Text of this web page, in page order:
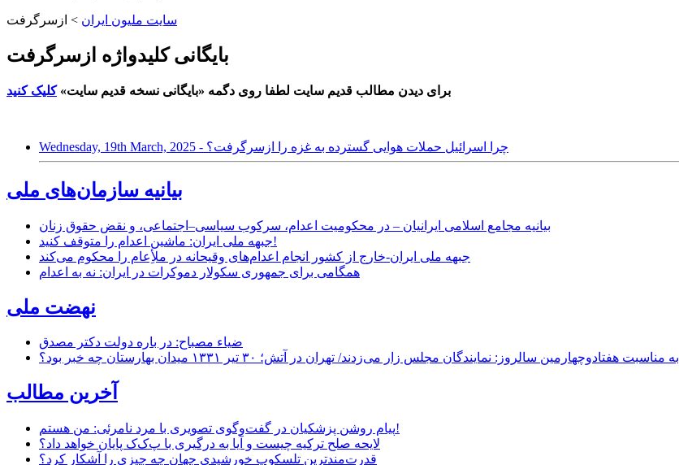
سایت ملیون ایران > ازسرگرفت
بایگانی کلیدواژه ازسرگرفت
برای دیدن مطالب قدیم سایت لطفا روی دگمه «بایگانی نسخه قدیم سایت»کلیک کنید
Wednesday, 19th March, 2025 - چرا اسرائیل حملات هوایی گسترده به غزه را ازسرگرفت؟
بیانیه سازمان‌های ملی
بیانیه مجامع اسلامی ایرانیان – در محکومیت اعدام، سرکوب سیاسی–اجتماعی، و نقض حقوق زنان
جبهه ملی ایران: ماشین اعدام را متوقف کنید!
جبهه ملی ایران-خارج از کشور انجام اعدام‌های وقیحانه در ملأِعام را محکوم می‌کند
همگامی برای جمهوری سکولار دموکرات در ایران: نه به اعدام
نهضت ملی
ضیاء مصباح: در باره دولت دکتر مصدق
به مناسبت هفتادوچهارمین سالروز: نمایندگان مجلس زار می‌زدند/ تهران در آتش؛ ۳۰ تیر ۱۳۳۱ میدان بهارستان چه خبر بود؟
آخرین مطالب
پیام روشن پزشکیان در گفت‌و‌گوی تصویری با مرد نامرئی: من هستم!
لایحه صلح ترکیه چیست و آیا به درگیری با پ‌ک‌ک پایان خواهد داد؟
قدرت‌مندترین تلسکوپ خورشیدی جهان چه چیزی را آشکار کرد؟